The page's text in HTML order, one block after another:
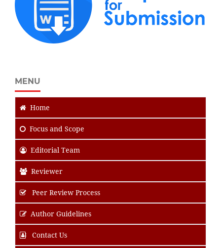
MENU
Home
Focus and Scope
Editorial Team
Reviewer
Peer Review Process
Author Guidelines
Contact Us